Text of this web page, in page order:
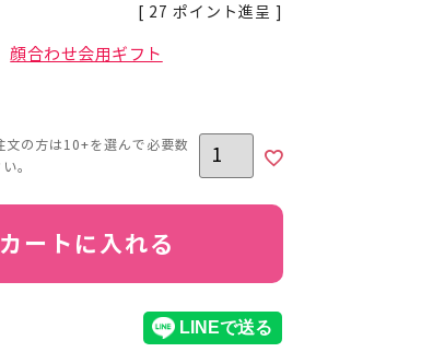
[ 27 ポイント進呈 ]
顔合わせ会用ギフト
カートに入れる